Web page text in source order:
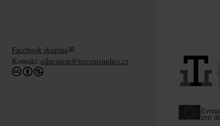
Facebook skupina
Kontakt: education@terezinstudies.cz